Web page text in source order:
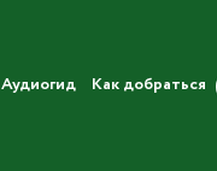
Аудиогид Как добраться